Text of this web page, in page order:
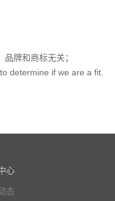
牌和商标无关；
determine if we are a fit.
心
态